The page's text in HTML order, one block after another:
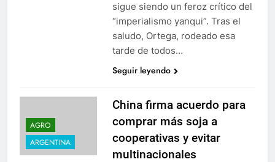
sigue siendo un feroz crítico del
“imperialismo yanqui”. Tras el
saludo, Ortega, rodeado esa
tarde de todos…
Seguir leyendo
AGRO
ARGENTINA
China firma acuerdo para
comprar más soja a
cooperativas y evitar
multinacionales